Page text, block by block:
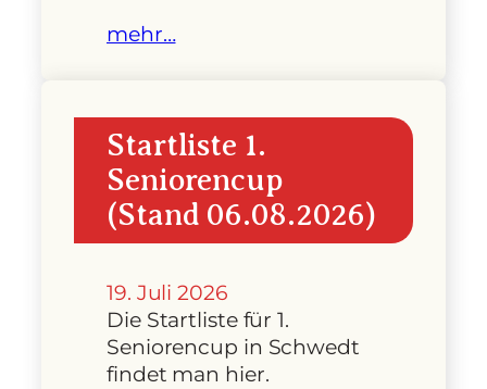
mehr…
Startliste 1.
Seniorencup
(Stand 06.08.2026)
19. Juli 2026
Die Startliste für 1.
Seniorencup in Schwedt
findet man hier.